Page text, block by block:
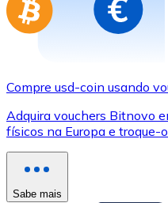
Compre usd-coin usando
Adquira vouchers Bitnovo
físicos na Europa e troque-
Sabe mais